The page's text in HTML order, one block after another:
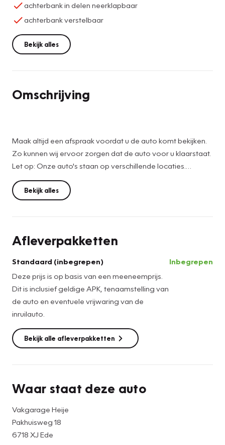
achterbank in delen neerklapbaar
achterbank verstelbaar
Bekijk alles
Omschrijving
Maak altijd een afspraak voordat u de auto komt bekijken.
Zo kunnen wij ervoor zorgen dat de auto voor u klaarstaat.
Let op: Onze auto's staan op verschillende locaties.
Deze prijs is op basis van een scherpe internet
meeneemprijs. Dit is inclusief geldige APK, tenaamstelling
onze servicepakketten.
Servicepakket Plus €795,-
Hiervoor krijgt u Nieuwe APK, Onderhoudsbeurt volgens
fabrieksspecificaties, Tenaamstelling auto, Eventuele
vrijwaring inruilauto, Poetsbeurt exterieur en Interieur
stofzuigen & reinigen, Brandstoftank voor een kwart
gevuld, 3 maanden garantie op draaiend gedeelte van de
Bekijk alles
Afleverpakketten
Standaard (inbegrepen)
Deze prijs is op basis van een meeneemprijs.
Dit is inclusief geldige APK, tenaamstelling van
de auto en eventuele vrijwaring van de
inruilauto.
Inbegrepen
Bekijk alle afleverpakketten
Waar staat deze auto
Vakgarage Heije
Pakhuisweg 18
6718 XJ Ede